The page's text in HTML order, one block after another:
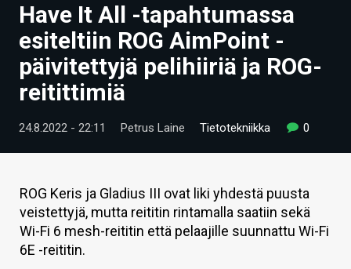
UUTISET
ARTIKKELIT
VIDEOT
TECHBBS
HINTA.FI
KAUPPA
VAIHDA TEEMA
Have It All -tapahtumassa
esiteltiin ROG AimPoint -
päivitettyjä pelihiiriä ja ROG-
reitittimiä
24.8.2022 - 22:11 Petrus Laine Tietotekniikka 0
ROG Keris ja Gladius III ovat liki yhdestä puusta
veistettyjä, mutta reititin rintamalla saatiin sekä
Wi-Fi 6 mesh-reititin että pelaajille suunnattu Wi-Fi
6E -reititin.